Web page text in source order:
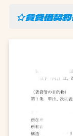
☆賃貸借契約